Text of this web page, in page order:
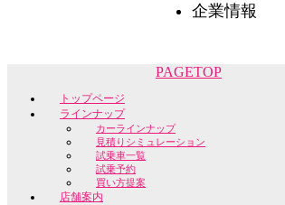
企業情報
PAGETOP
トップページ
ラインナップ
カーラインナップ
見積りシミュレーション
試乗車一覧
試乗予約
買い方提案
店舗案内